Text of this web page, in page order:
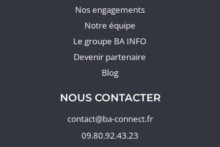
Nos engagements
Notre équipe
Le groupe BA INFO
Devenir partenaire
Blog
NOUS CONTACTER
contact@ba-connect.fr
09.80.92.43.23